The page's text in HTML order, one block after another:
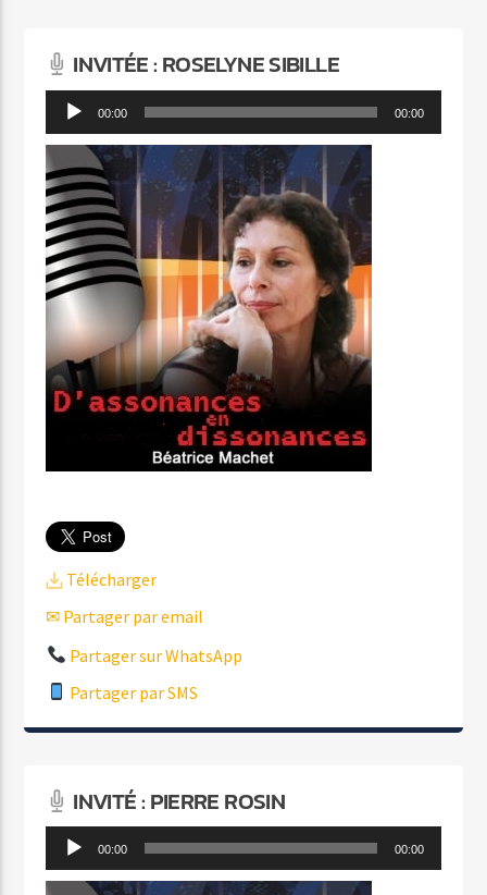
INVITÉE : ROSELYNE SIBILLE
Lecteur 00:00 00:00
Télécharger
✉ Partager par email
Partager sur WhatsApp
Partager par SMS
INVITÉ : PIERRE ROSIN
Lecteur
audio
00:00 00:00